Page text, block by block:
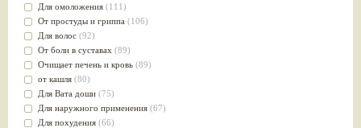
Для омоложения (111)
От простуды и гриппа (106)
Для волос (92)
От боли в суставах (89)
Очищает печень и кровь (89)
от кашля (80)
Для Вата доши (75)
Для наружного применения (67)
Для похудения (66)